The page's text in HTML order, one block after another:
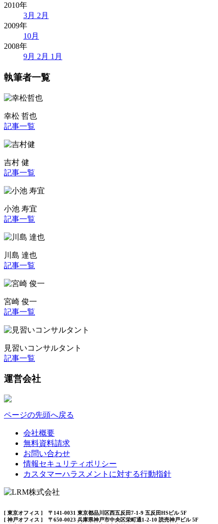
2010年
3月 2月
2009年
10月
2008年
9月 2月 1月
執筆者一覧
幸松 哲也
記事一覧
吉村 健
記事一覧
小池 寿宜
記事一覧
川島 達也
記事一覧
宮崎 俊一
記事一覧
見習いコンサルタント
記事一覧
運営会社
ページの先頭へ戻る
会社概要
無料資料請求
お問い合わせ
情報セキュリティポリシー
カスタマーハラスメントに対する行動指針
[ 東京オフィス ] 〒141-0031 東京都品川区西五反田7-1-9 五反田HSビル 5F
[ 神戸オフィス ] 〒650-0023 兵庫県神戸市中央区栄町通1-2-10 読売神戸ビル 5F